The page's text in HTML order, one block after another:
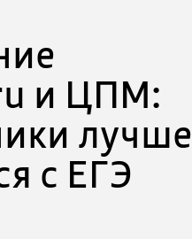
и ЦПМ:
лучше
с ЕГЭ